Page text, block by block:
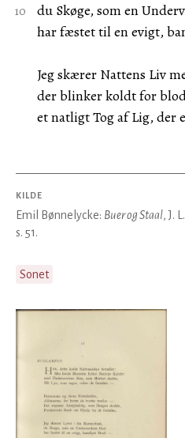
du Skøge, som en
har fæstet til en evigt,
Jeg skærer Nattens Liv
der blinker koldt for
et natligt Tog af Lig, der
KILDE
Emil Bønnelycke: Buer og Staal, J.
s. 51.
Sonet